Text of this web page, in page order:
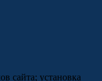
сайта; установка